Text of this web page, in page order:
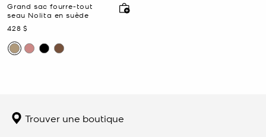
Grand sac fourre-tout
seau Nolita en suède
maintenant
428 $
Trouver une boutique